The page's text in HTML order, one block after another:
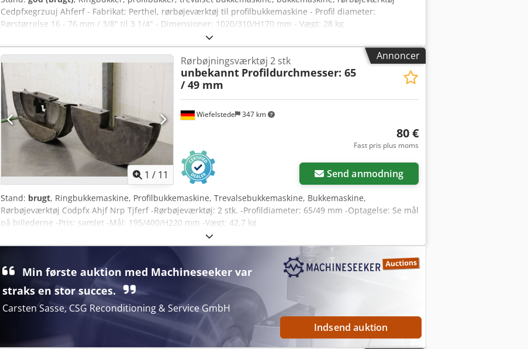
Cedpfxegrzuuj Ahferf - Fabrikat: Perthel, rørbøjeværktøj til profilbukkemaskine - Profil diameter:
Rørstørrelse 16 - 76 mm / 3/8" til 3 1/4" - Dimensioner: 1020/310/H170 mm - Vægt: 28 kg
Annoncer
1 / 11
Wiefelstede 347 km
Rørbøjningsværktøj 2 stk
unbekannt Profildurchmesser: 65
/ 49 mm
80 €
Fast pris plus moms
Send anmodning
Stand: brugt, Ringbukkemaskine, Profilbukkemaskine, Trevalsebukkemaskine, Bukkemaskine,
Rørbøjeværktøj Codpfx Ahjf Nrp Tjferf -Rørbøjeværktøj: 2 stk. -Profildiameter: 65/49 mm -Optagelse: Se mål
på billederne -Pris: samlet -Mål: 195/400/H220 mm -Vægt: 42,7 kg
Min første auktion med Machineseeker var
straks en stor succes.
Carsten Sasse, CSG Reconditioning & Service GmbH
Indsend auktion